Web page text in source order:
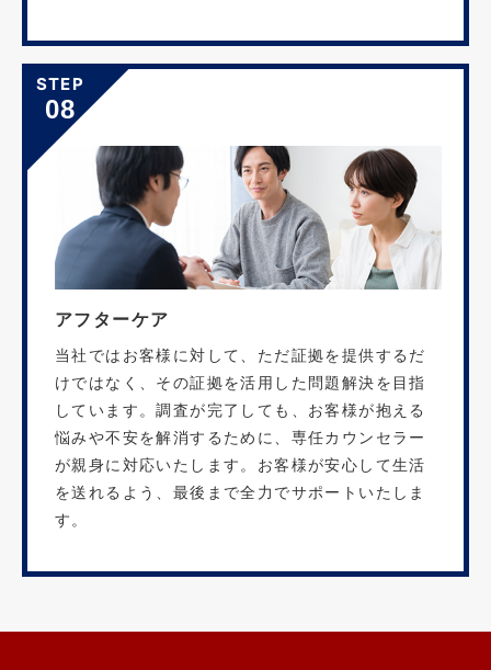
STEP
08
アフターケア
当社ではお客様に対して、ただ証拠を提供するだ
けではなく、その証拠を活用した問題解決を目指
しています。調査が完了しても、お客様が抱える
悩みや不安を解消するために、専任カウンセラー
が親身に対応いたします。お客様が安心して生活
を送れるよう、最後まで全力でサポートいたしま
す。